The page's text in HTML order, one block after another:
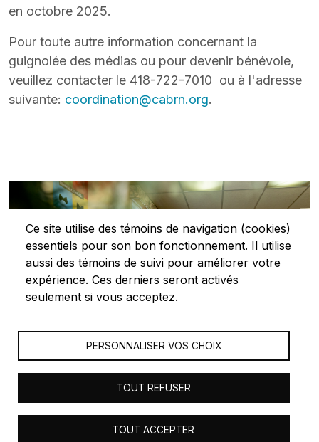
en octobre 2025.
Pour toute autre information concernant la
guignolée des médias ou pour devenir bénévole,
veuillez contacter le 418-722-7010 ou à l'adresse
suivante: coordination@cabrn.org.
Ce site utilise des témoins de navigation (cookies)
essentiels pour son bon fonctionnement. Il utilise
aussi des témoins de suivi pour améliorer votre
expérience. Ces derniers seront activés
seulement si vous acceptez.
PERSONNALISER VOS CHOIX
TOUT REFUSER
TOUT ACCEPTER
© 2023 Les Centres d'actions bénévoles du Bas-Saint-